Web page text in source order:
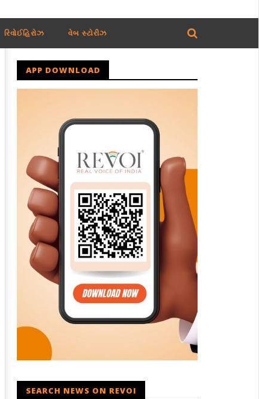
રિવોઈહિરોઝ વેબ સ્ટોરીઝ
APP DOWNLOAD
SEARCH NEWS ON REVOI